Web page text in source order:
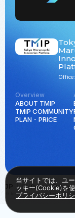
Overview
ABOUT TMIP
TMIP COMMUNITY
PLAN ･ PRICE
JP ENPrivacy Policy
© Tokyo Marunouchi
当サイトでは、ユ
ッキー(Cookie)を
プライバシーポリ